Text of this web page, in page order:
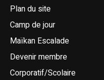
Plan du site
Camp de jour
Maïkan Escalade
Devenir membre
Corporatif/Scolaire